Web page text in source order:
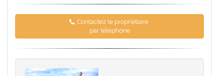
Contactez le propriétaire
par téléphone